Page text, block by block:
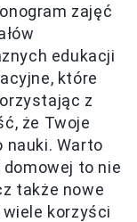
zajęć
edukacji
które
z
że Twoje
nauki. Warto
to nie
także nowe
korzyści